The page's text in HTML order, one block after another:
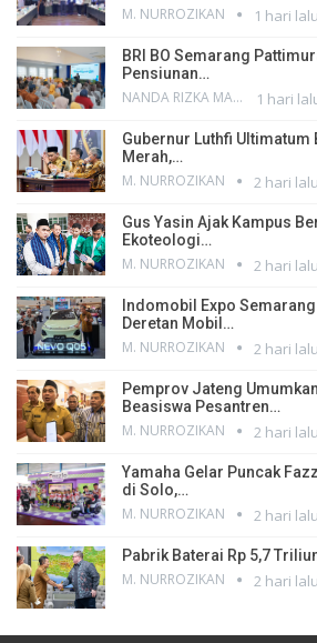
M. NURROZIKAN 1 hari lalu
BRI BO Semarang
Pensiunan…
NANDA RIZKA MAHENDRA 1 hari
Gubernur Luthfi Ultimatum
Merah,…
M. NURROZIKAN 2 hari lalu
Gus Yasin Ajak Kampus
Ekoteologi…
M. NURROZIKAN 2 hari lalu
Indomobil Expo
Deretan Mobil…
M. NURROZIKAN 2 hari lalu
Pemprov Jateng
Beasiswa Pesantren…
M. NURROZIKAN 2 hari lalu
Yamaha Gelar Puncak
di Solo,…
M. NURROZIKAN 2 hari lalu
Pabrik Baterai Rp 5,7
M. NURROZIKAN 2 hari lalu